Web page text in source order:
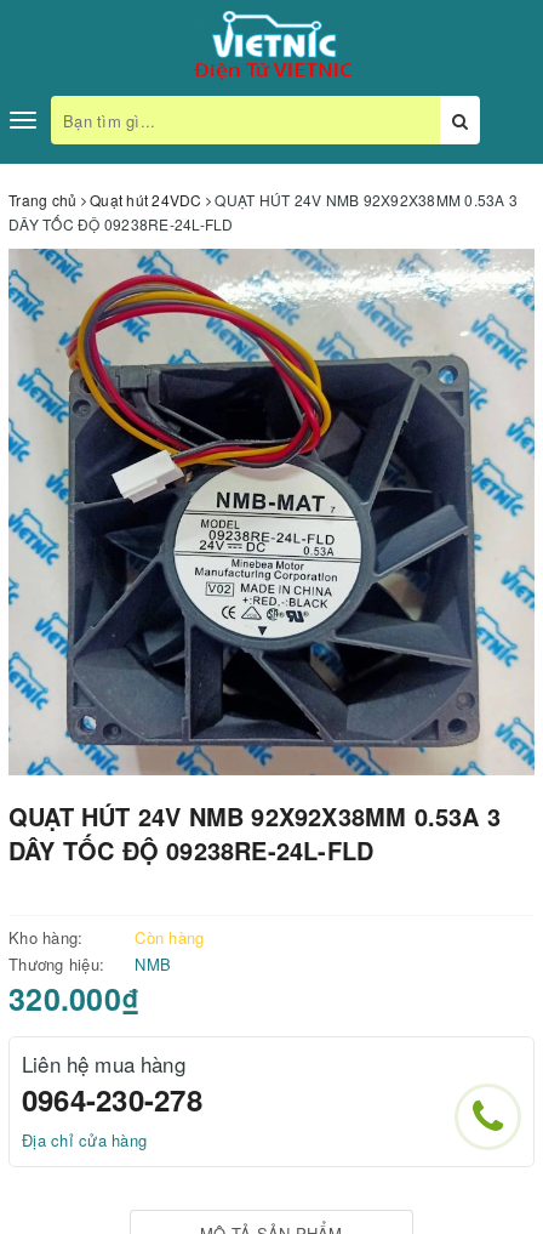
Toggle
navigation
Trang chủ Quạt hút 24VDC
QUẠT HÚT 24V NMB 92X92X38MM 0.53A 3
DÂY TỐC ĐỘ 09238RE-24L-FLD
QUẠT HÚT 24V NMB 92X92X38MM 0.53A 3
DÂY TỐC ĐỘ 09238RE-24L-FLD
Kho hàng:
Còn hàng
Thương hiệu:
NMB
320.000₫
Liên hệ mua hàng
0964-230-278
Địa chỉ cửa hàng